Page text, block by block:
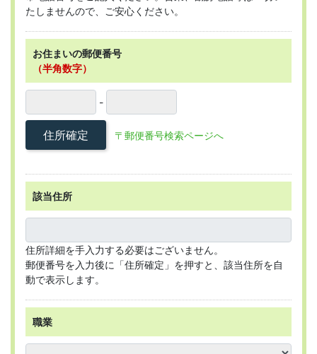
たしませんので、ご安心ください。
お住まいの郵便番号
（半角数字）
-
住所確定 〒郵便番号検索ページへ
該当住所
住所詳細を手入力する必要はございません。
郵便番号を入力後に「住所確定」を押すと、該当住所を自
動で表示します。
職業